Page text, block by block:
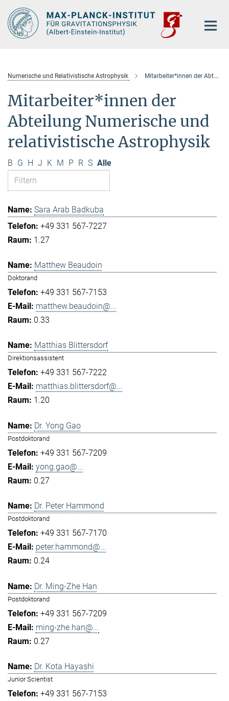
Hauptinhalt
Numerische und Relativistische Astrophysik Mitarbeiter*innen der Abteilung
Mitarbeiter*innen der
Abteilung Numerische und
relativistische Astrophysik
B G H J K M P R S Alle
Sara Arab Badkuba
+49 331 567-7227
1.27
Matthew Beaudoin
Doktorand
+49 331 567-7153
matthew.beaudoin@...
0.33
Matthias Blittersdorf
Direktionsassistent
+49 331 567-7222
matthias.blittersdorf@...
1.20
Dr. Yong Gao
Postdoktorand
+49 331 567-7209
yong.gao@...
0.27
Dr. Peter Hammond
Postdoktorand
+49 331 567-7170
peter.hammond@...
0.24
Dr. Ming-Zhe Han
Postdoktorand
+49 331 567-7209
ming-zhe.han@...
0.27
Dr. Kota Hayashi
Junior Scientist
+49 331 567-7153